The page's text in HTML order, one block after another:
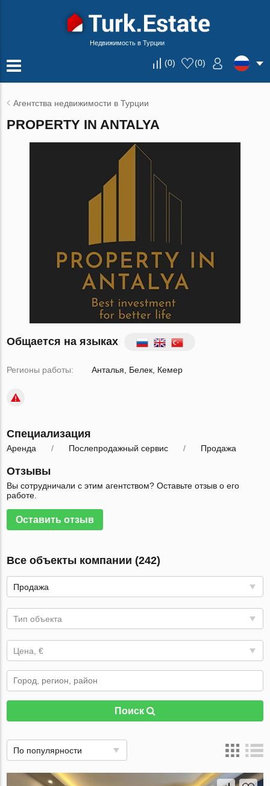
Недвижимость в Турции
(0) (0)
Агентства недвижимости в Турции
PROPERTY IN ANTALYA
Общается на языках
Регионы работы: Анталья Белек Кемер
Специализация
Аренда Послепродажный сервис Продажа
Отзывы
Вы сотрудничали с этим агентством? Оставьте отзыв о его
работе.
Оставить отзыв
Все объекты компании (242)
Продажа
Тип объекта
Цена, €
Поиск
По популярности